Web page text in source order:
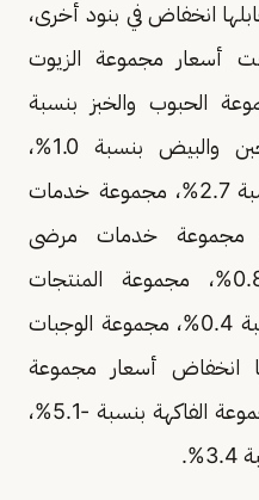
انخفاض في بنود أخرى،
أسعار مجموعة الزيوت
13.7%، مجموعة الحبوب والخبز بنسبة
3.2%، مجموعة الألبان والجبن والبيض بنسبة 1.0%،
مجموعة الملابس الجاهزة بنسبة 2.7%، مجموعة خدمات
بنسبة 1.5%، مجموعة خدمات مرضى
العيادات الخارجية بنسبة 0.8%، مجموعة المنتجات
والأجهزة والمعدات الطبية بنسبة 0.4%، مجموعة الوجبات
0.8%، قابلها انخفاض أسعار مجموعة
الخضراوات بنسبة -11.0%، مجموعة الفاكهة بنسبة -5.1%،